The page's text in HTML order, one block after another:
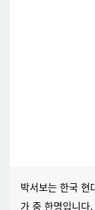
박서보는 한국 현
가 중 한명입니다.